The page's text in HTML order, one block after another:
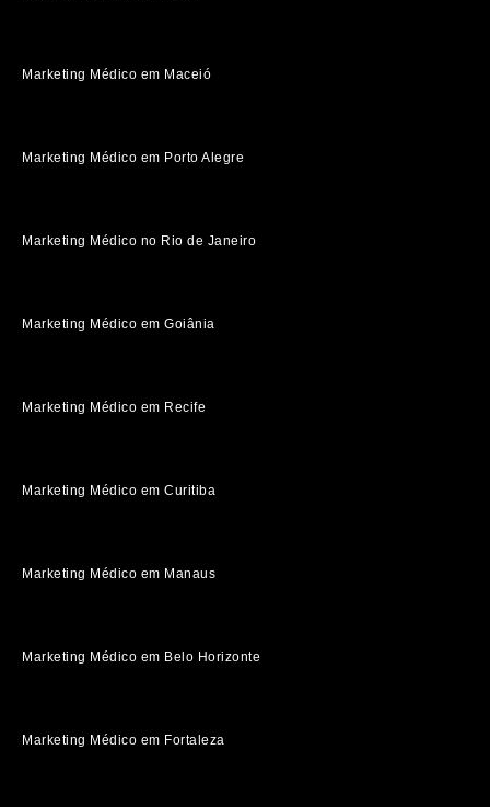
Marketing Médico em Maceió
Marketing Médico em Porto Alegre
Marketing Médico no Rio de Janeiro
Marketing Médico em Goiânia
Marketing Médico em Recife
Marketing Médico em Curitiba
Marketing Médico em Manaus
Marketing Médico em Belo Horizonte
Marketing Médico em Fortaleza